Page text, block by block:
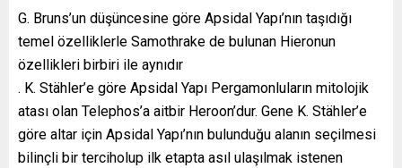
G. Bruns’un düşüncesine göre Apsidal Yapı’nın taşıdığı
temel özelliklerle Samothrake de bulunan Hieronun
özellikleri birbiri ile aynıdır
. K. Stähler’e göre Apsidal Yapı Pergamonluların mitolojik
atası olan Telephos’a aitbir Heroon’dur. Gene K. Stähler’e
göre altar için Apsidal Yapı’nın bulunduğu alanın seçilmesi
bilinçli bir terciholup ilk etapta asıl ulaşılmak istenen